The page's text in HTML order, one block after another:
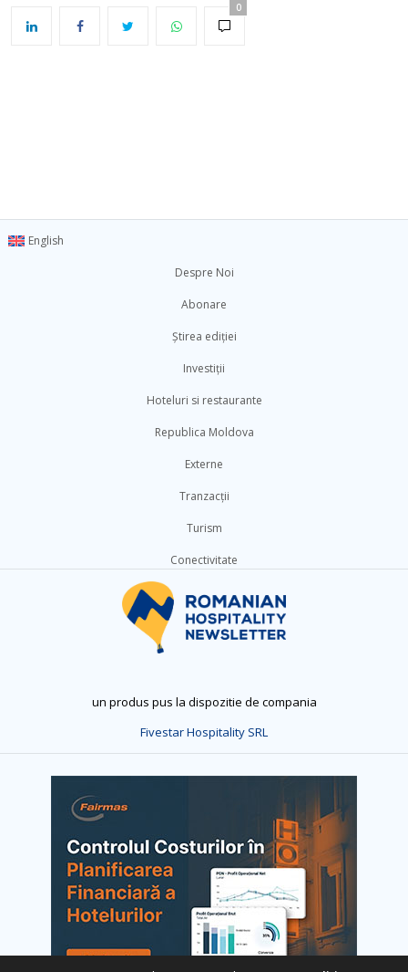
0
English
Despre Noi
Abonare
Știrea ediției
Investiții
Hoteluri si restaurante
Republica Moldova
Externe
Tranzacții
Turism
Conectivitate
un produs pus la dispozitie de compania
Fivestar Hospitality SRL